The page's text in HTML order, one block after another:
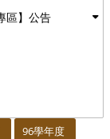
區】公告
96學年度